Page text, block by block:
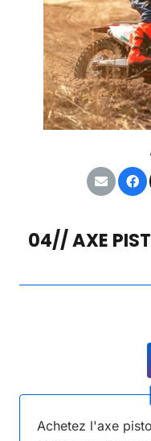
04// AXE
Achetez l'axe